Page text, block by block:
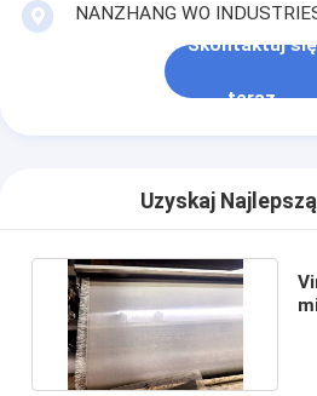
NANZHANG WO
Skontaktuj się
teraz
Uzyskaj